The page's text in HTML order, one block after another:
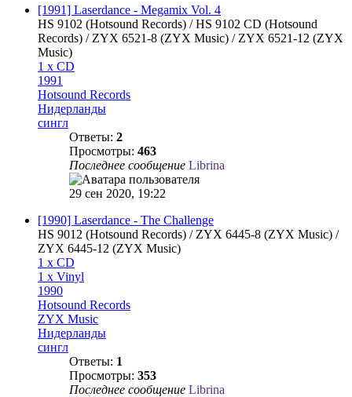
[1991] Laserdance - Megamix Vol. 4
HS 9102 (Hotsound Records) / HS 9102 CD (Hotsound
Records) / ZYX 6521-8 (ZYX Music) / ZYX 6521-12 (ZYX
Music)
1 x CD
1991
Hotsound Records
Нидерланды
сингл
Ответы: 2
Просмотры: 463
Последнее сообщение Librina
29 сен 2020, 19:22
[1990] Laserdance - The Challenge
HS 9012 (Hotsound Records) / ZYX 6445-8 (ZYX Music) /
ZYX 6445-12 (ZYX Music)
1 x CD
1 x Vinyl
1990
Hotsound Records
ZYX Music
Нидерланды
сингл
Ответы: 1
Просмотры: 353
Последнее сообщение Librina